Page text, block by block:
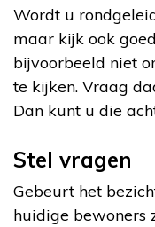
Wordt u
maar kijk ook
bijvoorbeeld niet
te kijken. Vraag
Dan kunt u die
Stel vragen
Gebeurt het
huidige bewoners